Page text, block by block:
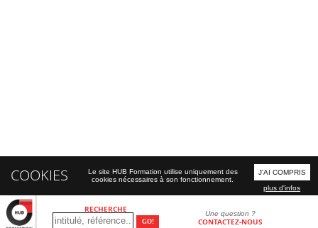
RECHERCHE Une question ?
CONTACTEZ-NOUS
COOKIES
Le site HUB Formation utilise uniquement des
cookies nécessaires à son fonctionnement.
J'AI COMPRIS
plus d'infos